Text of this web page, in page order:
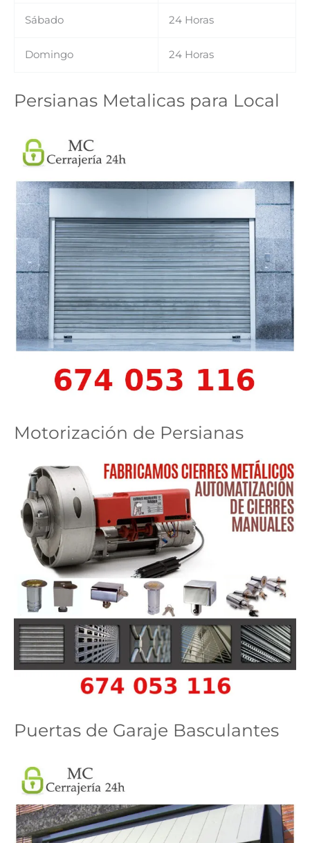
Sábado 24 Horas
Domingo 24 Horas
Persianas Metalicas para Local
Motorización de Persianas
Puertas de Garaje Basculantes